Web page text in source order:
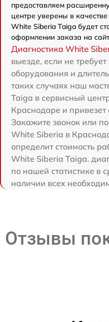
предоставляем
центре уверены в
White Siberia Taiga будет
оформлении заказа на
Диагностика White
выезде, если не
оборудования и
таких случаях наш
Taiga в сервисный
Краснодаре и привезет
Закажите звонок или
White Siberia в
определит стоимость
White Siberia Taiga.
по нашей статистике в
наличии всех
Отзывы